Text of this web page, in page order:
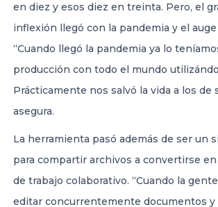
en diez y esos diez en treinta. Pero, el
inflexión llegó con la pandemia y el
“Cuando llegó la pandemia ya lo
producción con todo el mundo
Prácticamente nos salvó la vida a los de
asegura.
La herramienta pasó además de ser un
para compartir archivos a convertirse
de trabajo colaborativo. “Cuando la
editar concurrentemente documentos y